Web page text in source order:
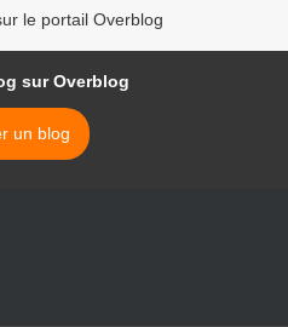
le portail Overblog
sur Overblog
un blog